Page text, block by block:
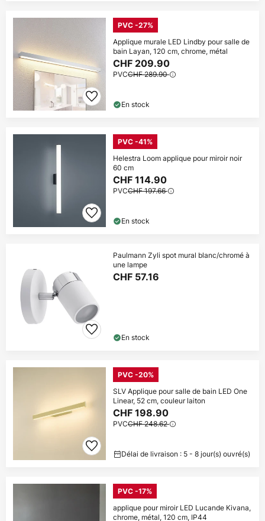
PVC -27%
Applique murale LED Lindby pour salle de
bain Layan, 120 cm, chrome, métal
CHF 209.90
PVCCHF 289.90
En stock
PVC -41%
Helestra Loom applique pour miroir noir
60 cm
CHF 114.90
PVCCHF 197.66
En stock
Paulmann Zyli spot mural blanc/chromé à
une lampe
CHF 57.16
En stock
PVC -20%
SLV Applique pour salle de bain LED One
Linear, 52 cm, couleur laiton
CHF 198.90
PVCCHF 248.62
Délai de livraison : 5 - 8 jour(s) ouvré(s)
PVC -17%
applique pour miroir LED Lucande Kivana,
chrome, métal, 120 cm, IP44